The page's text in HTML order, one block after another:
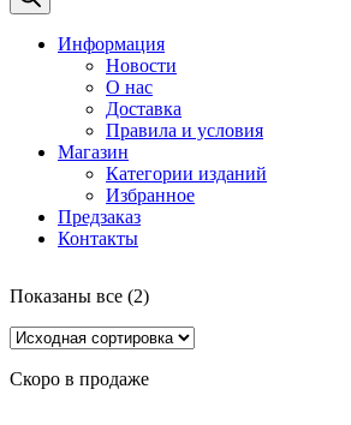
Информация
Новости
О нас
Доставка
Правила и условия
Магазин
Категории изданий
Избранное
Предзаказ
Контакты
Показаны все (2)
Скоро в продаже